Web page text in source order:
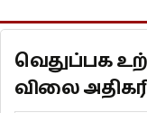
வெதுப்பக
விலை